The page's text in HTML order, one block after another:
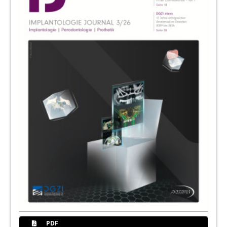
Redaktion
Membran-Performance für umfassende
Geweberegeneration
Stephanie Habich
Hager & Werken GmbH & Co. KG
Software für navigierte Implantologie –
Patientenbindung, beschleunigte
Implantatplanung und Dokumentation
Digitale Abformung mithilfe von
Dr. Maren Kahle, M.Sc.
58Zahnkredit bringt Vorteile für Patient und
Zahnarzt
PDF